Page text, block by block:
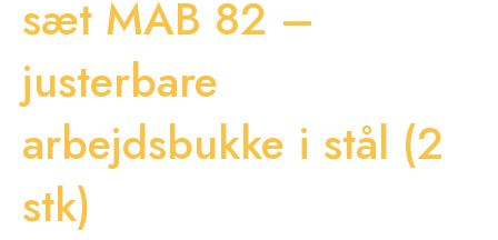
sæt MAB 82 –
justerbare
arbejdsbukke i stål (2
stk)